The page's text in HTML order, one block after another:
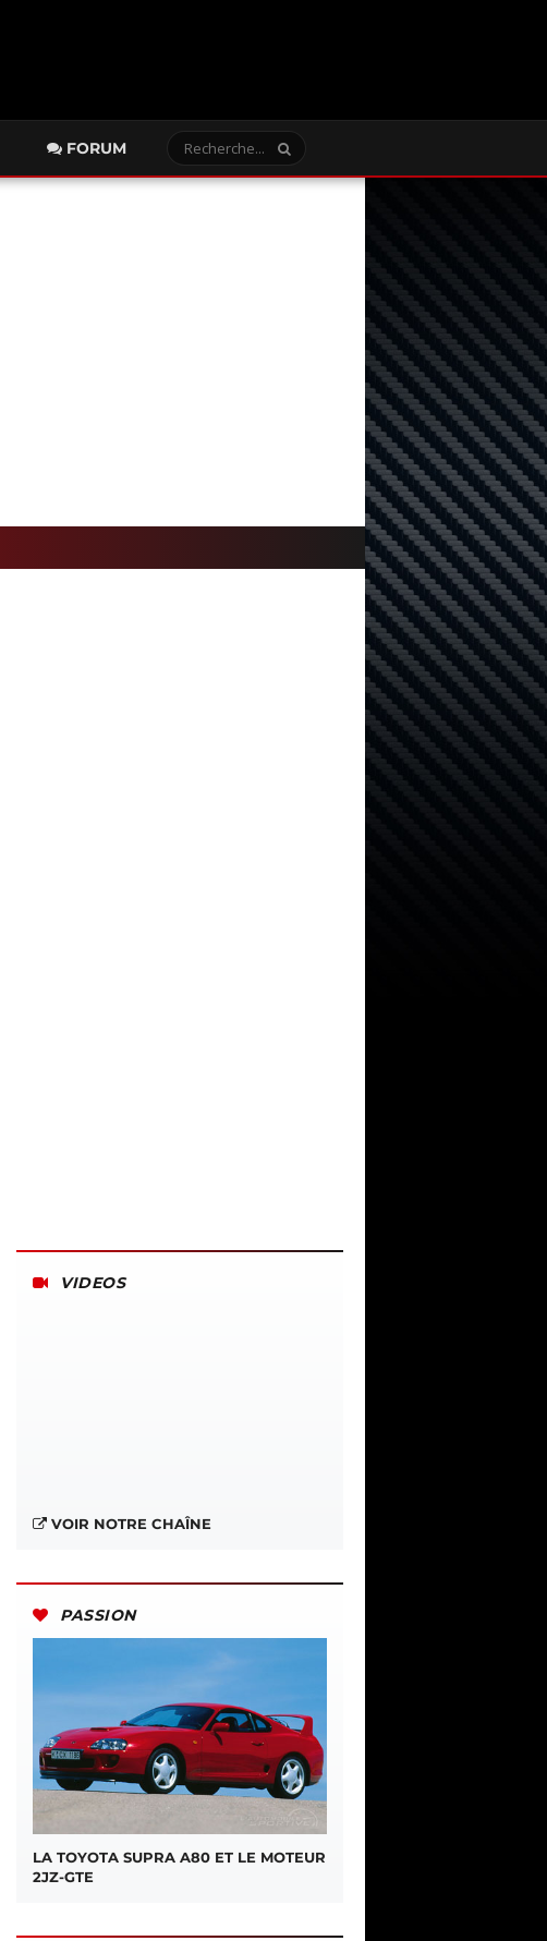
FORUM
VIDEOS
VOIR NOTRE CHAÎNE
PASSION
LA TOYOTA SUPRA A80 ET LE MOTEUR
2JZ-GTE